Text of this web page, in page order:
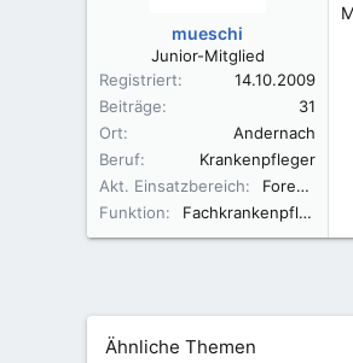
mueschi
Junior-Mitglied
Registriert
14.10.2009
Beiträge
31
Ort
Andernach
Beruf
Krankenpfleger
Akt. Einsatzbereich
Forensik
Funktion
Fachkrankenpfleger für Psychiatrie mit Schwerpunkt Forensik, Gruppenleiter, Entspannungstrainer
Ähnliche Themen